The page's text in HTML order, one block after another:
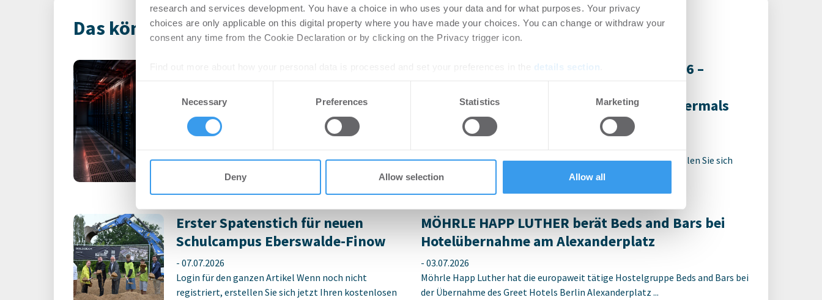
research and services development. You have a choice in who uses your data and for what purposes. Your privacy
choices are only applicable on this digital property where you have made your choices. You can change or withdraw your
consent any time from the Cookie Declaration or by clicking on the Privacy trigger icon.
details section
We use cookies to personalise content and ads, to provide social media features and to analyse our traffic. We also share
other information that you’ve provided to them or that they’ve collected from your use of their services.
Selection
Necessary Preferences Statistics Marketing
Deny Allow selection Allow all
Das könnte Dich auch interessieren
unter Druck
31.07.2026
Anhaltende Hitze wird zum Risiko für Rechenzentren:
Steigende Außentemperaturen und immer
leistungsfähigere IT-Systeme treiben den ...
Ingeborg-Warschke-Nachwuchspreis 2026 –
Bewerbung bis 2. August möglich –
Bundesbauministerin Verena Hubertz abermals
Schirmherrin
Login für den ganzen Artikel Wenn noch nicht registriert, erstellen Sie sich
jetzt Ihren kostenlosen Account, um auf die neusten ...
Erster Spatenstich für neuen
Schulcampus Eberswalde-Finow
- 07.07.2026
Login für den ganzen Artikel Wenn noch nicht
registriert, erstellen Sie sich jetzt Ihren kostenlosen
MÖHRLE HAPP LUTHER berät Beds and Bars bei
Hotelübernahme am Alexanderplatz
- 03.07.2026
Möhrle Happ Luther hat die europaweit tätige Hostelgruppe Beds and Bars bei
der Übernahme des Greet Hotels Berlin Alexanderplatz ...